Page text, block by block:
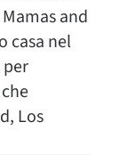
and
casa nel
per
Los